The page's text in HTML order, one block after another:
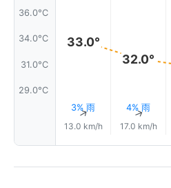
36.0°C
34.0°C
31.0°C
29.0°C
33.0°
3% 雨
↑
13.0 km/h
32.0°
4% 雨
↑
17.0 km/h